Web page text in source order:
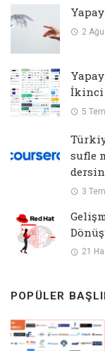
2
İkinci
5
sufle
3
21
POPÜLER